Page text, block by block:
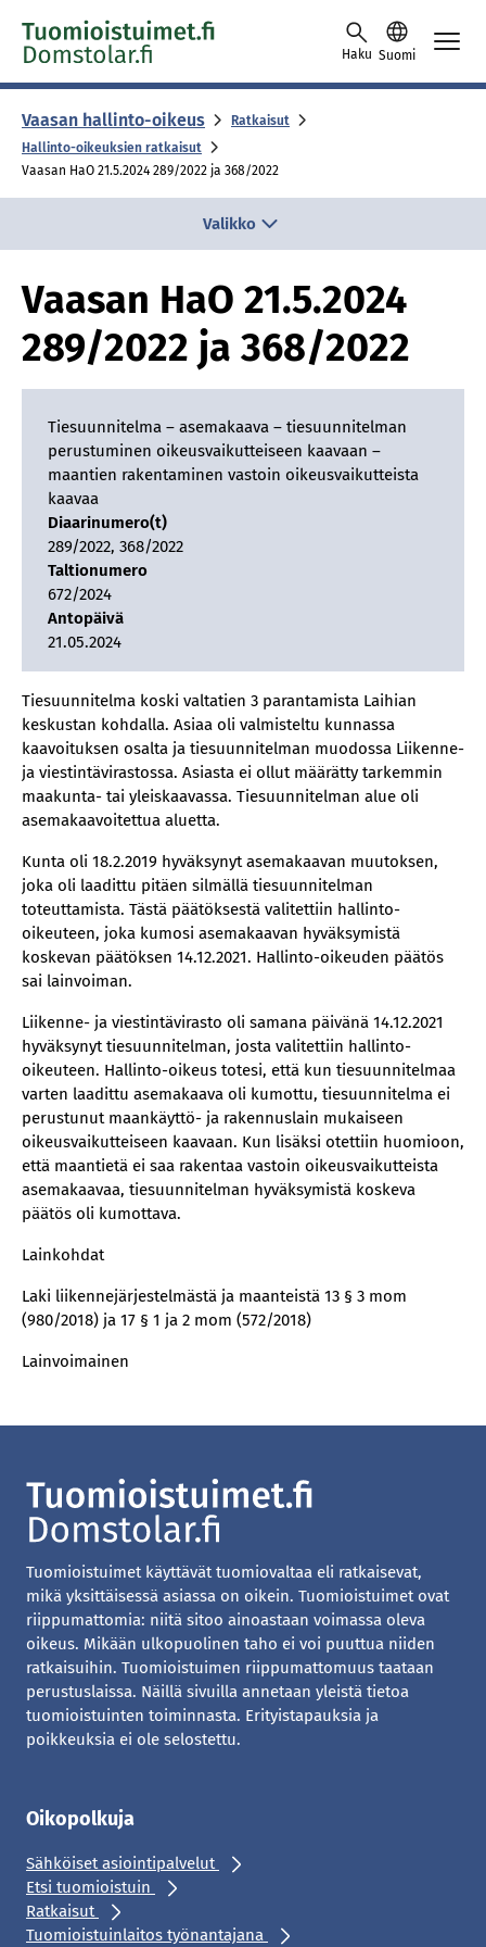
Skip to content -saavutettavuusohje
Haku Suomi
Vaasan hallinto-oikeus
Ratkaisut
Hallinto-oikeuksien ratkaisut
Vaa­san HaO 21.5.2024 289/​2022 ja 368/​2022
Valikko
Vaa­san HaO 21.5.2024
289/​2022 ja 368/​2022
Tiesuunnitelma – asemakaava – tiesuunnitelman
perustuminen oikeusvaikutteiseen kaavaan –
maantien rakentaminen vastoin oikeusvaikutteista
kaavaa
Diaarinumero(t)
289/2022, 368/2022
Taltionumero
672/2024
Antopäivä
21.05.2024
Tiesuunnitelma koski valtatien 3 parantamista Laihian
keskustan kohdalla. Asiaa oli valmisteltu kunnassa
kaavoituksen osalta ja tiesuunnitelman muodossa Liikenne-
ja viestintävirastossa. Asiasta ei ollut määrätty tarkemmin
maakunta- tai yleiskaavassa. Tiesuunnitelman alue oli
asemakaavoitettua aluetta.
Kunta oli 18.2.2019 hyväksynyt asemakaavan muutoksen,
joka oli laadittu pitäen silmällä tiesuunnitelman
toteuttamista. Tästä päätöksestä valitettiin hallinto-
oikeuteen, joka kumosi asemakaavan hyväksymistä
koskevan päätöksen 14.12.2021. Hallinto-oikeuden päätös
sai lainvoiman.
Liikenne- ja viestintävirasto oli samana päivänä 14.12.2021
hyväksynyt tiesuunnitelman, josta valitettiin hallinto-
oikeuteen. Hallinto-oikeus totesi, että kun tiesuunnitelmaa
varten laadittu asemakaava oli kumottu, tiesuunnitelma ei
perustunut maankäyttö- ja rakennuslain mukaiseen
oikeusvaikutteiseen kaavaan. Kun lisäksi otettiin huomioon,
että maantietä ei saa rakentaa vastoin oikeusvaikutteista
asemakaavaa, tiesuunnitelman hyväksymistä koskeva
päätös oli kumottava.
Lainkohdat
Laki liikennejärjestelmästä ja maanteistä 13 § 3 mom
(980/2018) ja 17 § 1 ja 2 mom (572/2018)
Lainvoimainen
Tuomioistuimet käyttävät tuomiovaltaa eli ratkaisevat,
mikä yksittäisessä asiassa on oikein. Tuomioistuimet ovat
riippumattomia: niitä sitoo ainoastaan voimassa oleva
oikeus. Mikään ulkopuolinen taho ei voi puuttua niiden
ratkaisuihin. Tuomioistuimen riippumattomuus taataan
perustuslaissa. Näillä sivuilla annetaan yleistä tietoa
tuomioistuinten toiminnasta. Erityistapauksia ja
poikkeuksia ei ole selostettu.
Oikopolkuja
Sähköiset asiointipalvelut
Etsi tuomioistuin
Ratkaisut
Tuomioistuinlaitos työnantajana